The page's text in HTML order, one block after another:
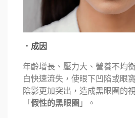
．成因
年齡增長、壓力大、營養不均
白快速流失，使眼下凹陷或眼
陰影更加突出，造成黑眼圈的
「 假性的黑眼圈 」。